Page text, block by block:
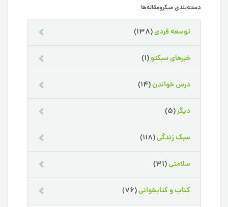
دسته‌بندی میکرومقاله‌ها
توسعه فردی(138)
خبرهای سبکتو(1)
درس خواندن(14)
دیگر(5)
سبک زندگی(118)
سلامتی(31)
کتاب و کتابخوانی(76)